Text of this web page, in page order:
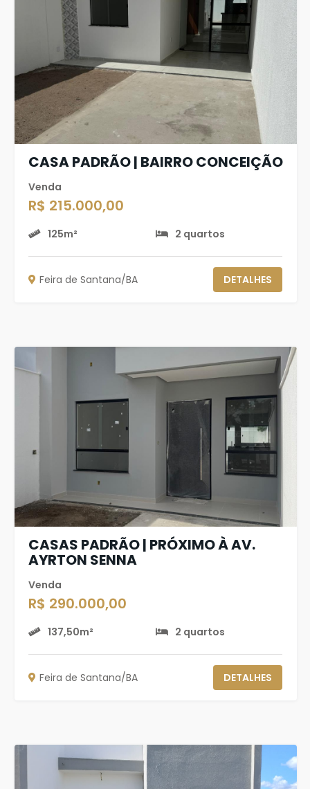
CASA PADRÃO | BAIRRO CONCEIÇÃO
Venda
R$ 215.000,00
125m² 2 quartos
Feira de Santana/BA DETALHES
CASAS PADRÃO | PRÓXIMO À AV.
AYRTON SENNA
Venda
R$ 290.000,00
137,50m² 2 quartos
Feira de Santana/BA DETALHES